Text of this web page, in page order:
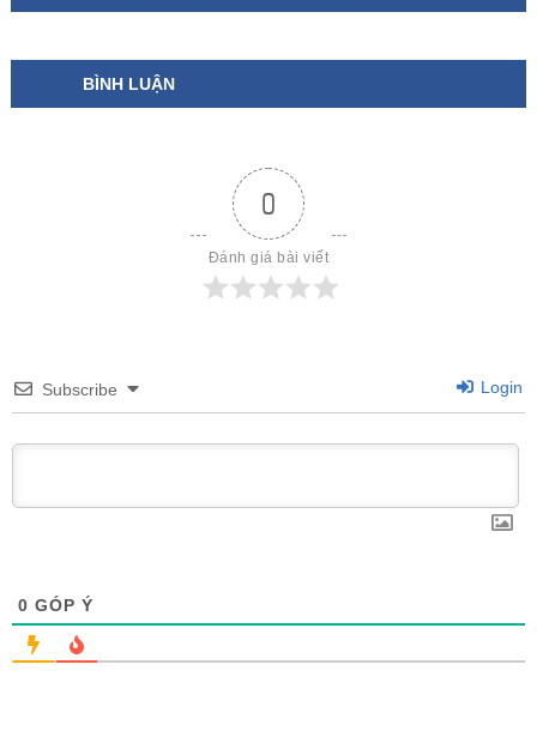
BÌNH LUẬN
0
Đánh giá bài viết
Subscribe Login
0 GÓP Ý